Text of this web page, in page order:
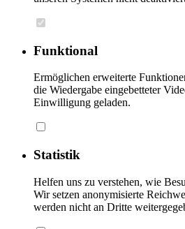
Funktional
Ermöglichen erweiterte
die Wiedergabe eingebetteter
Einwilligung geladen.
Statistik
Helfen uns zu verstehen, wie
Wir setzen anonymisierte
werden nicht an Dritte